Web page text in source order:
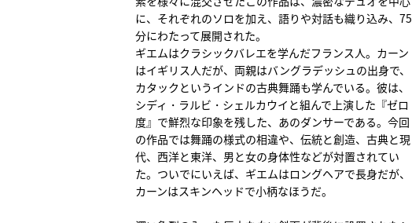
に、それぞれのソロを加え、語りや対話も織り込み、75
分にわたって展開された。
ギエムはクラシックバレエを学んだフランス人。カーン
はイギリス人だが、両親はバングラデッシュの出身で、
カタックというインドの古典舞踊も学んでいる。彼は、
シディ・ラルビ・シェルカウイと組んで上演した『ゼロ
度』で鮮烈な印象を残した、あのダンサーである。今回
の作品では舞踊の様式の相違や、伝統と創造、古典と現
代、西洋と東洋、男と女の身体性などが対置されてい
た。ついでにいえば、ギエムはロングヘアで長身だが、
カーンはスキンヘッドで小柄なほうだ。